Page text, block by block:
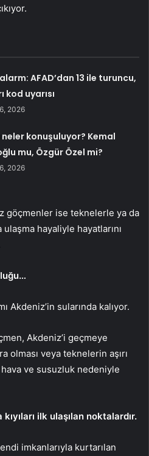
AFAD’dan 13 ile turuncu,
kod uyarısı
2026
konuşuluyor? Kemal
mu, Özgür Özel mi?
2026
göçmenler ise teknelerle ya da
hayaliyle hayatlarını
Akdeniz’in sularında kalıyor.
Akdeniz’i geçmeye
olması veya teknelerin aşırı
hava ve susuzluk nedeniyle
ilk ulaşılan noktalardır.
imkanlarıyla kurtarılan